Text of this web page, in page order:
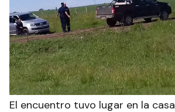
El encuentro tuvo lugar en la